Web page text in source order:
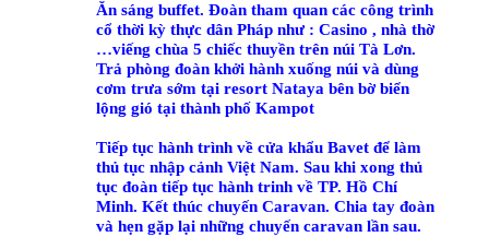
Ăn sáng buffet. Đoàn tham quan các công trình
cổ thời kỳ thực dân Pháp như : Casino , nhà thờ
…viếng chùa 5 chiếc thuyền trên núi Tà Lơn.
Trả phòng đoàn khởi hành xuống núi và dùng
cơm trưa sớm tại resort Nataya bên bờ biển
lộng gió tại thành phố Kampot
Tiếp tục hành trình về cửa khẩu Bavet để làm
thủ tục nhập cảnh Việt Nam. Sau khi xong thủ
tục đoàn tiếp tục hành trinh về TP. Hồ Chí
Minh. Kết thúc chuyến Caravan. Chia tay đoàn
và hẹn gặp lại những chuyến caravan lần sau.